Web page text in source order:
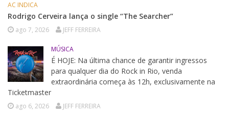
AC INDICA
Rodrigo Cerveira lança o single “The Searcher”
ago 7, 2026 JEFF FERREIRA
MÚSICA
É HOJE: Na última chance de garantir ingressos
para qualquer dia do Rock in Rio, venda
extraordinária começa às 12h, exclusivamente na
Ticketmaster
ago 6, 2026 JEFF FERREIRA